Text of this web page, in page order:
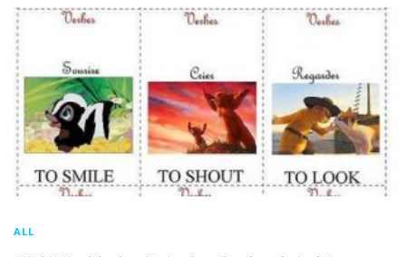
ALL